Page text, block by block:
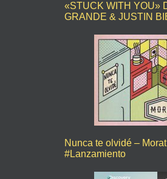
«STUCK WITH YOU»
GRANDE & JUSTIN
Nunca te olvidé – Morat
#Lanzamiento